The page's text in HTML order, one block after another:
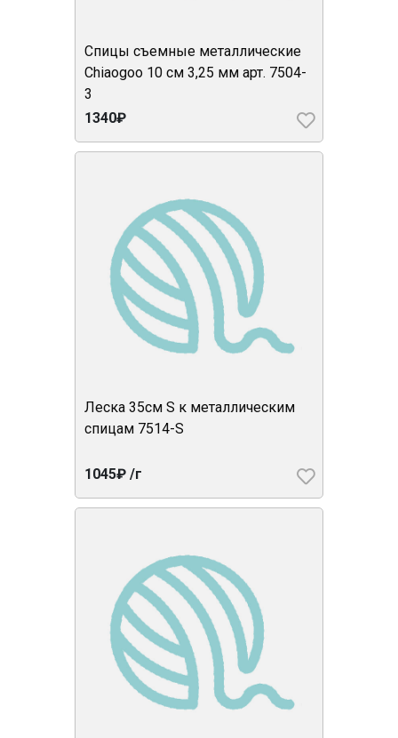
Спицы съемные металлические
Chiaogoo 10 см 3,25 мм арт. 7504-
3
1340₽
Леска 35см S к металлическим
спицам 7514-S
1045₽ /г